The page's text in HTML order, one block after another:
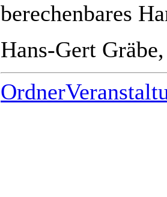
berechenbares
Hans-Gert